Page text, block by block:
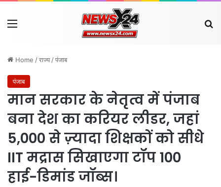
Menu
Home /राज्य /पंजाब
पंजाब
मान सरकार के नेतृत्व में पंजाब
बना देश का करियर लीडर, जहां
5,000 से ज़्यादा शिक्षकों को सीधे
IIT मद्रास सिखाएगा टॉप 100
हाई-डिमांड जॉब्स।